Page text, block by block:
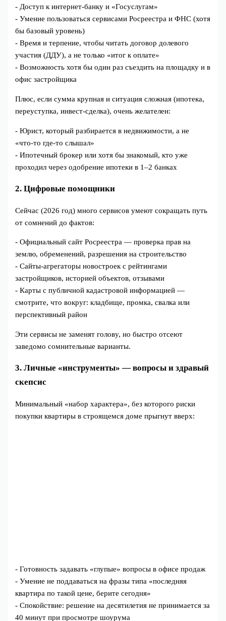
- Доступ к интернет‑банку и «Госуслугам»
- Умение пользоваться сервисами Росреестра и ФНС (хотя
бы базовый уровень)
- Время и терпение, чтобы читать договор долевого
участия (ДДУ), а не только «итог к оплате»
- Возможность хотя бы один раз съездить на площадку и в
офис застройщика
Плюс, если сумма крупная и ситуация сложная (ипотека,
переуступка, инвест-сделка), очень желателен:
- Юрист, который разбирается в недвижимости, а не
«что‑то где‑то слышал»
- Ипотечный брокер или хотя бы знакомый, кто уже
проходил через одобрение ипотеки в 1–2 банках
2. Цифровые помощники
Сейчас (2026 год) много сервисов умеют сокращать путь
от сомнений до фактов:
- Официальный сайт Росреестра — проверка прав на
землю, обременений, разрешения на строительство
- Сайты‑агрегаторы новостроек с рейтингами
застройщиков, историей объектов, отзывами
- Карты с публичной кадастровой информацией —
смотрите, что вокруг: кладбище, промка, свалка или
перспективный район
Эти сервисы не заменят голову, но быстро отсеют
заведомо сомнительные варианты.
3. Личные «инструменты» — вопросы и здравый
скепсис
Минимальный «набор характера», без которого риски
покупки квартиры в строящемся доме прыгнут вверх:
- Готовность задавать «глупые» вопросы в офисе продаж
- Умение не поддаваться на фразы типа «последняя
квартира по такой цене, берите сегодня»
- Спокойствие: решение на десятилетия не принимается за
40 минут при просмотре шоурума